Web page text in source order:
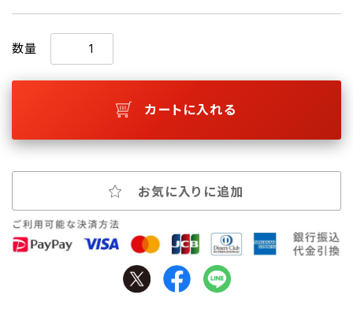
数量
カートに入れる
お気に入りに追加